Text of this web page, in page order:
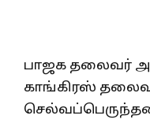
பாஜக தலைவர்
காங்கிரஸ்